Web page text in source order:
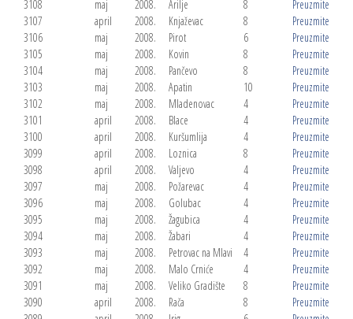
3108
maj 2008. Arilje 8
Preuzmite
3107
april 2008. Knjaževac 8
Preuzmite
3106
maj 2008. Pirot 6
Preuzmite
3105
maj 2008. Kovin 8
Preuzmite
3104
maj 2008. Pančevo 8
Preuzmite
3103
maj 2008. Apatin 10
Preuzmite
3102
maj 2008. Mladenovac 4
Preuzmite
3101
april 2008. Blace 4
Preuzmite
3100
april 2008. Kuršumlija 4
Preuzmite
3099
april 2008. Loznica 8
Preuzmite
3098
april 2008. Valjevo 4
Preuzmite
3097
maj 2008. Požarevac 4
Preuzmite
3096
maj 2008. Golubac 4
Preuzmite
3095
maj 2008. Žagubica 4
Preuzmite
3094
maj 2008. Žabari 4
Preuzmite
3093
maj 2008. Petrovac na Mlavi 4
Preuzmite
3092
maj 2008. Malo Crniće 4
Preuzmite
3091
maj 2008. Veliko Gradište 8
Preuzmite
3090
april 2008. Rača 8
Preuzmite